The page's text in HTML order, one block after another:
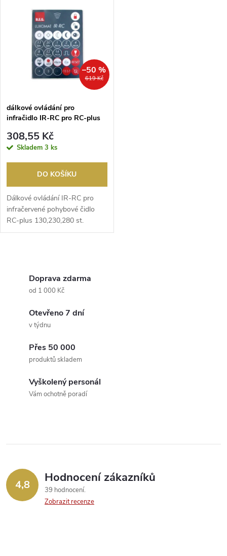
619 Kč
–50 %
dálkové ovládání pro
infračidlo IR-RC pro RC-plus
308,55 Kč
Skladem 3 ks
DO KOŠÍKU
Dálkové ovládání IR-RC pro
infračervené pohybové čidlo
RC-plus 130,230,280 st.
r
v
k
Doprava zdarma
od 1 000 Kč
Otevřeno 7 dní
v týdnu
Přes 50 000
produktů skladem
Vyškolený personál
Vám ochotně poradí
4,8 Hodnocení zákazníků
39 hodnocení
Zobrazit recenze